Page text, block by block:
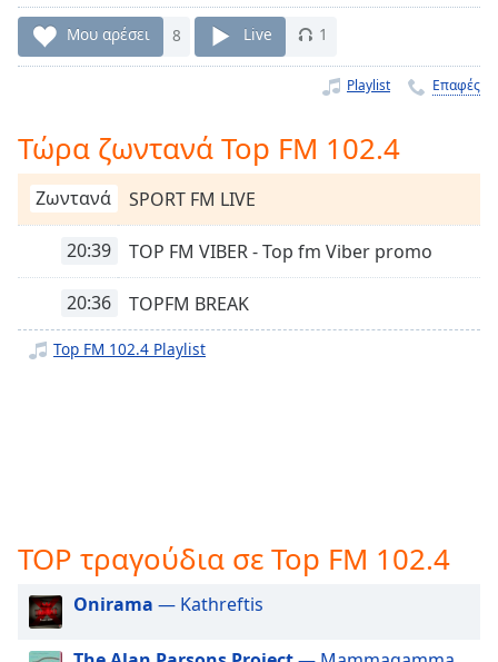
1x
Chapters
Chapters
Descriptions
descriptions
,
subtitles
selected
Audio
Μου αρέσει 8 Live 1
Playlist Επαφές
Τώρα ζωντανά Top FM 102.4
Ζωντανά SPORT FM LIVE
20:39 TOP FM VIBER - Top fm Viber promo
20:36 TOPFM BREAK
Top FM 102.4 Playlist
TOP τραγούδια σε Top FM 102.4
Onirama — Kathreftis